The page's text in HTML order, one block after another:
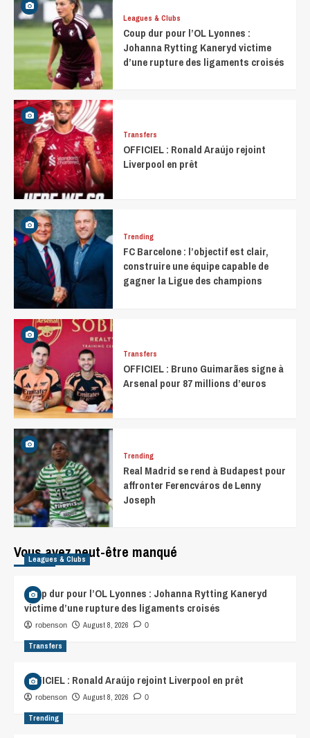
Leagues & Clubs
Coup dur pour l’OL Lyonnes :
Johanna Rytting Kaneryd victime
d’une rupture des ligaments croisés
Transfers
OFFICIEL : Ronald Araújo rejoint
Liverpool en prêt
Trending
FC Barcelone : l’objectif est clair,
construire une équipe capable de
gagner la Ligue des champions
Transfers
OFFICIEL : Bruno Guimarães signe à
Arsenal pour 87 millions d’euros
Trending
Real Madrid se rend à Budapest pour
affronter Ferencváros de Lenny
Joseph
Vous avez peut-être manqué
Leagues & Clubs
Coup dur pour l’OL Lyonnes : Johanna Rytting Kaneryd
victime d’une rupture des ligaments croisés
robenson August 8, 2026 0
Transfers
OFFICIEL : Ronald Araújo rejoint Liverpool en prêt
robenson August 8, 2026 0
Trending